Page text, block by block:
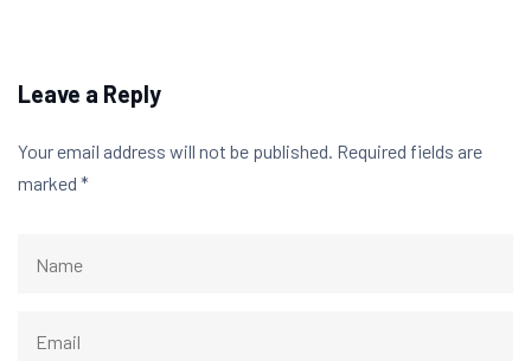
Leave a Reply
Your email address will not be published. Required fields are
marked *